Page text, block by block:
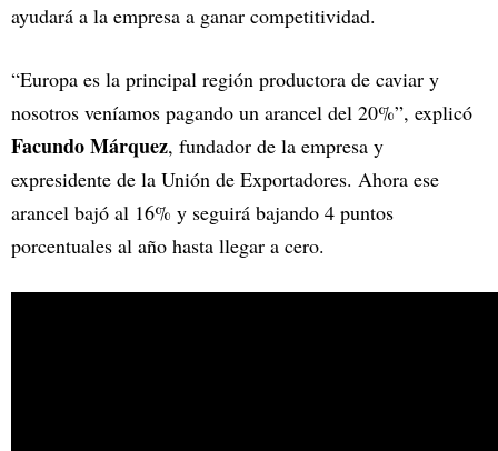
ayudará a la empresa a ganar competitividad.
“Europa es la principal región productora de caviar y
nosotros veníamos pagando un arancel del 20%”, explicó
Facundo Márquez, fundador de la empresa y
expresidente de la Unión de Exportadores. Ahora ese
arancel bajó al 16% y seguirá bajando 4 puntos
porcentuales al año hasta llegar a cero.